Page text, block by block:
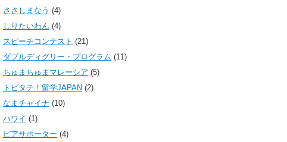
ささしまなう (4)
しりたいわん (4)
スピーチコンテスト (21)
ダブルディグリー・プログラム (11)
ちゅまちゅまマレーシア (5)
トビタテ！留学JAPAN (2)
なまチャイナ (10)
ハワイ (1)
ピアサポーター (4)